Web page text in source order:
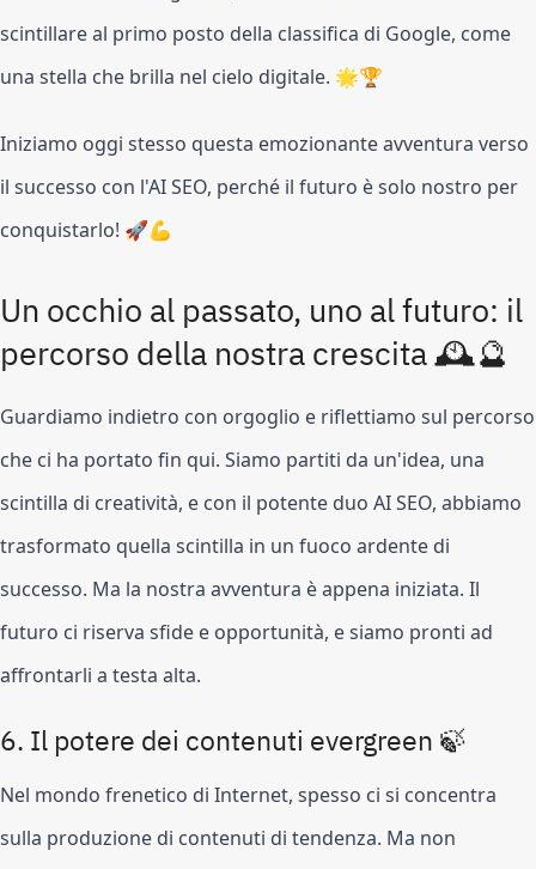
scintillare al primo posto della classifica di Google, come
una stella che brilla nel cielo digitale. 🌟🏆
Iniziamo oggi stesso questa emozionante avventura verso
il successo con l'AI SEO, perché il futuro è solo nostro per
conquistarlo! 🚀💪
Un occhio al passato, uno al futuro: il
percorso della nostra crescita 🕰️🔮
Guardiamo indietro con orgoglio e riflettiamo sul percorso
che ci ha portato fin qui. Siamo partiti da un'idea, una
scintilla di creatività, e con il potente duo AI SEO, abbiamo
trasformato quella scintilla in un fuoco ardente di
successo. Ma la nostra avventura è appena iniziata. Il
futuro ci riserva sfide e opportunità, e siamo pronti ad
affrontarli a testa alta.
6. Il potere dei contenuti evergreen 🍃
Nel mondo frenetico di Internet, spesso ci si concentra
sulla produzione di contenuti di tendenza. Ma non